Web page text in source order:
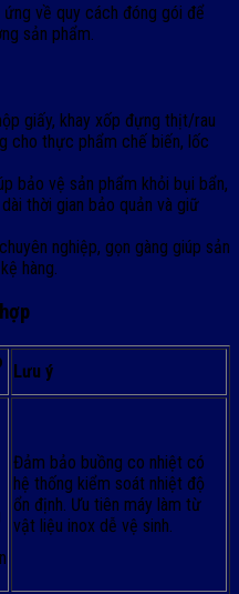
về quy cách đóng gói để
sản phẩm.
giấy, khay xốp đựng thịt/rau
cho thực phẩm chế biến, lốc
bảo vệ sản phẩm khỏi bụi bẩn,
thời gian bảo quản và giữ
nghiệp, gọn gàng giúp sản
hàng.
Lưu ý
Đảm bảo buồng co nhiệt có
hệ thống kiểm soát nhiệt độ
ổn định. Ưu tiên máy làm từ
vật liệu inox dễ vệ sinh.